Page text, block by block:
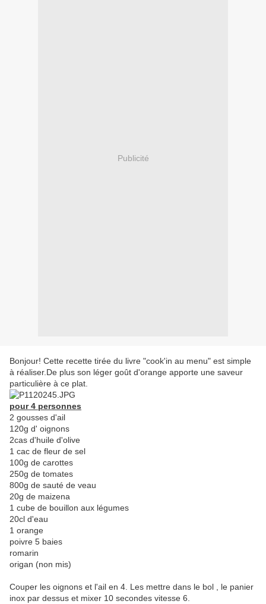
Publicité
Bonjour! Cette recette tirée du livre "cook'in au menu" est simple
à réaliser.De plus son léger goût d'orange apporte une saveur
particulière à ce plat.
pour 4 personnes
2 gousses d'ail
120g d' oignons
2cas d'huile d'olive
1 cac de fleur de sel
100g de carottes
250g de tomates
800g de sauté de veau
20g de maizena
1 cube de bouillon aux légumes
20cl d'eau
1 orange
poivre 5 baies
romarin
origan (non mis)
Couper les oignons et l'ail en 4. Les mettre dans le bol , le panier
inox par dessus et mixer 10 secondes vitesse 6.